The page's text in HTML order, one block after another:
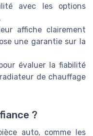
avec les options
affiche clairement
une garantie sur la
évaluer la fiabilité
de chauffage
?
auto, comme les